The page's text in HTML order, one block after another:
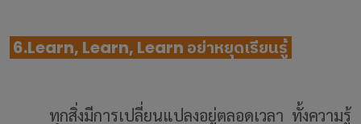
6.Learn, Learn, Learn อย่าหยุดเรียนรู้
ทุกสิ่งมีการเปลี่ยนแปลงอยู่ตลอดเวลา ทั้งความรู้